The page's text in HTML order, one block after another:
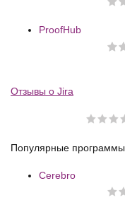
ProofHub
Отзывы о Jira
Популярные программы
Cerebro